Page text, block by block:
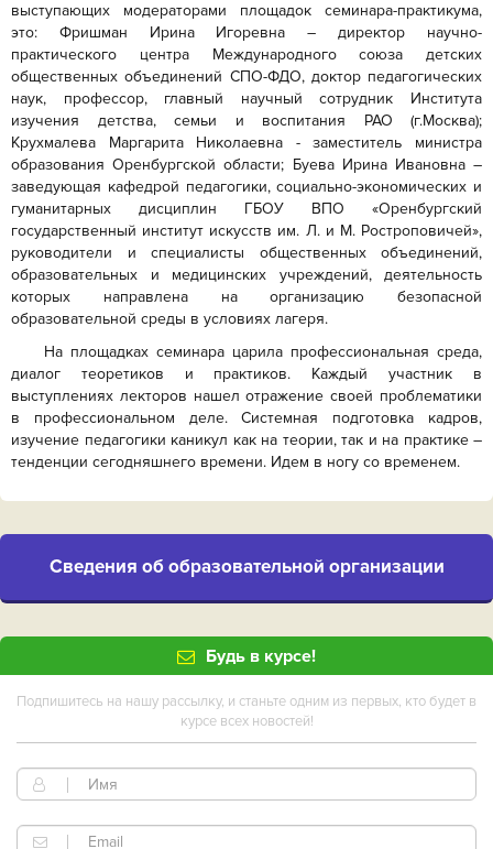
выступающих модераторами площадок семинара-практикума,
это: Фришман Ирина Игоревна – директор научно-
практического центра Международного союза детских
общественных объединений СПО-ФДО, доктор педагогических
наук, профессор, главный научный сотрудник Института
изучения детства, семьи и воспитания РАО (г.Москва);
Крухмалева Маргарита Николаевна - заместитель министра
образования Оренбургской области; Буева Ирина Ивановна –
заведующая кафедрой педагогики, социально-экономических и
гуманитарных дисциплин ГБОУ ВПО «Оренбургский
государственный институт искусств им. Л. и М. Ростроповичей»,
руководители и специалисты общественных объединений,
образовательных и медицинских учреждений, деятельность
которых направлена на организацию безопасной
образовательной среды в условиях лагеря.
На площадках семинара царила профессиональная среда,
диалог теоретиков и практиков. Каждый участник в
выступлениях лекторов нашел отражение своей проблематики
в профессиональном деле. Системная подготовка кадров,
изучение педагогики каникул как на теории, так и на практике –
тенденции сегодняшнего времени. Идем в ногу со временем.
Cведения об образовательной организации
Будь в курсе!
Подпишитесь на нашу рассылку, и станьте одним из первых, кто будет в
курсе всех новостей!